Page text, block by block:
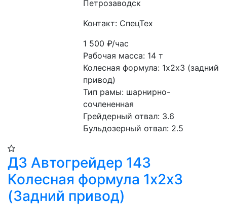
Петрозаводск
Контакт: СпецТех
1 500₽/час
Рабочая масса: 14 т
Колесная формула: 1х2х3 (задний
привод)
Тип рамы: шарнирно-
сочлененная
Грейдерный отвал: 3.6
Бульдозерный отвал: 2.5
ДЗ Автогрейдер 143
Колесная формула 1х2х3
(Задний привод)